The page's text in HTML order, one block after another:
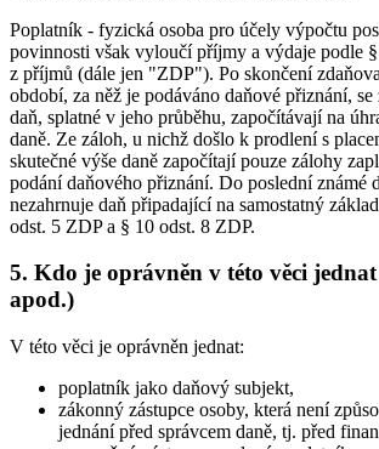
Poplatník - fyzická osoba pro účely výpočtu
povinnosti však vyloučí příjmy a výdaje podle
z příjmů (dále jen "ZDP"). Po skončení
období, za něž je podáváno daňové přiznání, se
daň, splatné v jeho průběhu, započítávají na
daně. Ze záloh, u nichž došlo k prodlení s
skutečné výše daně započítají pouze zálohy
podání daňového přiznání. Do poslední známé
nezahrnuje daň připadající na samostatný
odst. 5 ZDP a § 10 odst. 8 ZDP.
5. Kdo je oprávněn v této věci
apod.)
V této věci je oprávněn jednat:
poplatník jako daňový subjekt,
zákonný zástupce osoby, která není
jednání před správcem daně, tj. před